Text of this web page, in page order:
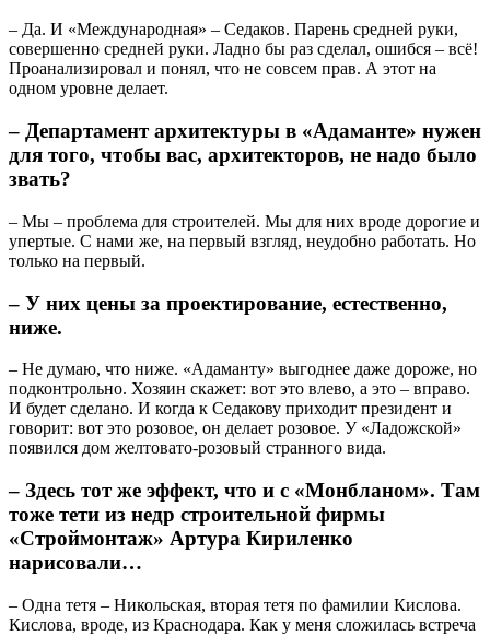
– Да. И «Международная» – Седаков. Парень средней руки,
совершенно средней руки. Ладно бы раз сделал, ошибся – всё!
Проанализировал и понял, что не совсем прав. А этот на
одном уровне делает.
– Департамент архитектуры в «Адаманте» нужен
для того, чтобы вас, архитекторов, не надо было
звать?
– Мы – проблема для строителей. Мы для них вроде дорогие и
упертые. С нами же, на первый взгляд, неудобно работать. Но
только на первый.
– У них цены за проектирование, естественно,
ниже.
– Не думаю, что ниже. «Адаманту» выгоднее даже дороже, но
подконтрольно. Хозяин скажет: вот это влево, а это – вправо.
И будет сделано. И когда к Седакову приходит президент и
говорит: вот это розовое, он делает розовое. У «Ладожской»
появился дом желтовато-розовый странного вида.
– Здесь тот же эффект, что и с «Монбланом». Там
тоже тети из недр строительной фирмы
«Строймонтаж» Артура Кириленко
нарисовали…
– Одна тетя – Никольская, вторая тетя по фамилии Кислова.
Кислова, вроде, из Краснодара. Как у меня сложилась встреча